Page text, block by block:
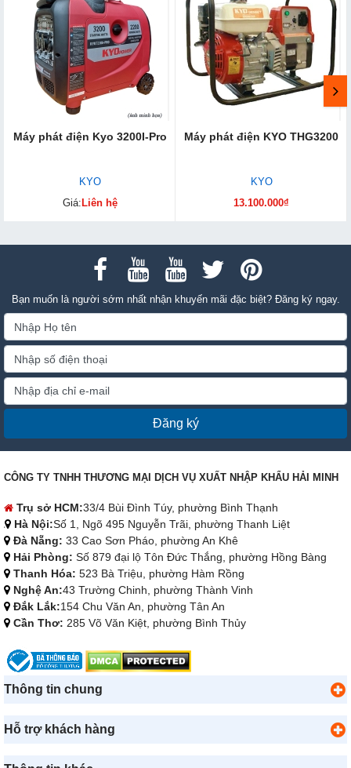
Máy phát điện Kyo 3200I-Pro
KYO
Giá: Liên hệ
Máy phát điện KYO THG3200
KYO
13.100.000₫
Bạn muốn là người sớm nhất nhận khuyến mãi đặc biệt? Đăng ký ngay.
Đăng ký
CÔNG TY TNHH THƯƠNG MẠI DỊCH VỤ XUẤT NHẬP KHẨU HẢI MINH
Trụ sở HCM:33/4 Bùi Đình Túy, phường Bình Thạnh
Hà Nội:Số 1, Ngõ 495 Nguyễn Trãi, phường Thanh Liệt
Đà Nẵng: 33 Cao Sơn Pháo, phường An Khê
Hải Phòng: Số 879 đại lộ Tôn Đức Thắng, phường Hồng Bàng
Thanh Hóa: 523 Bà Triệu, phường Hàm Rồng
Nghệ An:43 Trường Chinh, phường Thành Vinh
Đắk Lắk:154 Chu Văn An, phường Tân An
Cần Thơ: 285 Võ Văn Kiệt, phường Bình Thủy
Thông tin chung
Hỗ trợ khách hàng